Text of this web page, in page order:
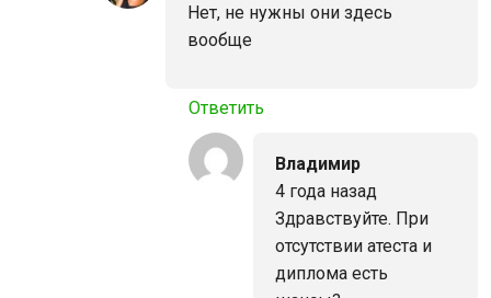
Нет, не нужны они здесь
вообще
Ответить
Владимир
4 года назад
Здравствуйте. При
отсутствии атеста и
диплома есть